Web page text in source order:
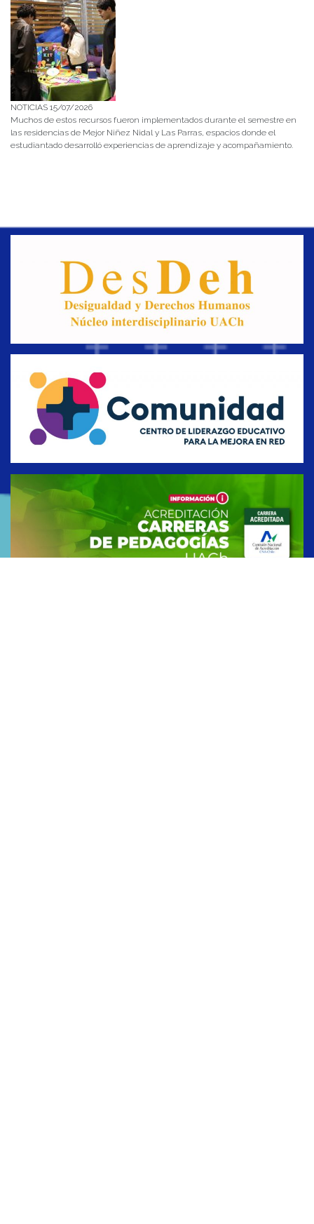
NOTICIAS 15/07/2026
Muchos de estos recursos fueron implementados durante el semestre en
las residencias de Mejor Niñez Nidal y Las Parras, espacios donde el
estudiantado desarrolló experiencias de aprendizaje y acompañamiento.